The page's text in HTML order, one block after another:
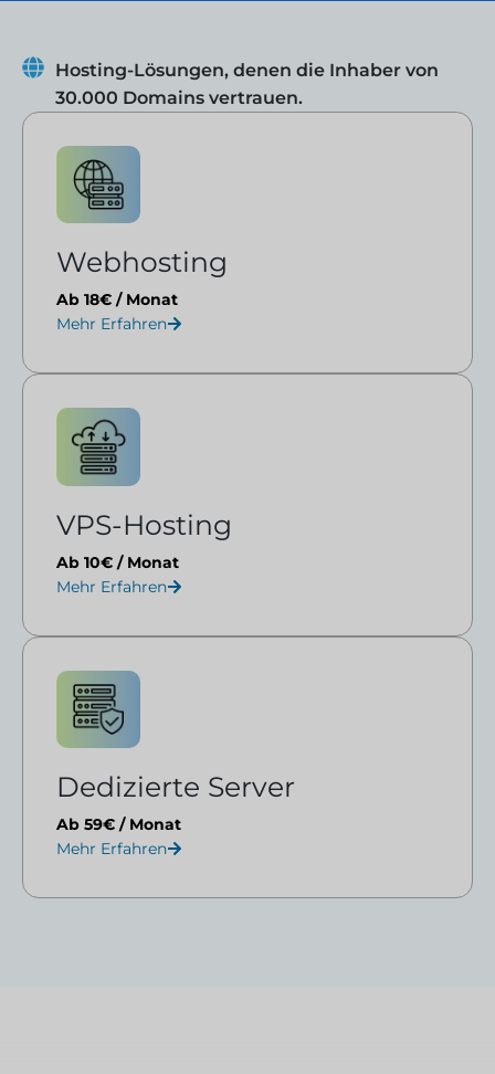
Hosting-Lösungen, denen die Inhaber von
30.000 Domains vertrauen.
Webhosting
Ab 18€ / Monat
Mehr Erfahren
VPS-Hosting
Ab 10€ / Monat
Mehr Erfahren
Dedizierte Server
Ab 59€ / Monat
Mehr Erfahren